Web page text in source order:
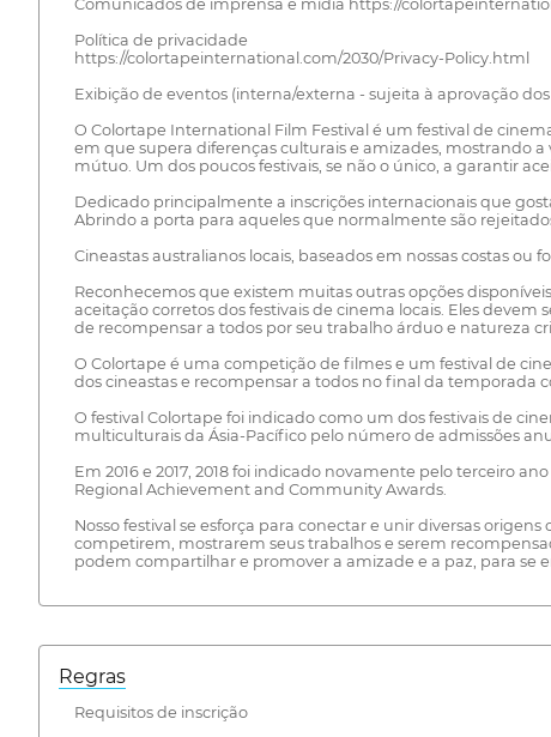
Comunicados de imprensa e mídia https://
Política de privacidade
https://colortapeinternational.com/2030/Privacy-Policy.html
Exibição de eventos (interna/externa - sujeita à aprovação
O Colortape International Film Festival é um festival de
em que supera diferenças culturais e amizades, mostrando
mútuo. Um dos poucos festivais, se não o único, a garantir
Dedicado principalmente a inscrições internacionais que
Abrindo a porta para aqueles que normalmente são
Cineastas australianos locais, baseados em nossas costas
Reconhecemos que existem muitas outras opções
aceitação corretos dos festivais de cinema locais. Eles
de recompensar a todos por seu trabalho árduo e natureza
O Colortape é uma competição de filmes e um festival de
dos cineastas e recompensar a todos no final da temporada
O festival Colortape foi indicado como um dos festivais de
multiculturais da Ásia-Pacífico pelo número de admissões
Em 2016 e 2017, 2018 foi indicado novamente pelo terceiro
Regional Achievement and Community Awards.
Nosso festival se esforça para conectar e unir diversas
competirem, mostrarem seus trabalhos e serem
podem compartilhar e promover a amizade e a paz, para se
Regras
Requisitos de inscrição